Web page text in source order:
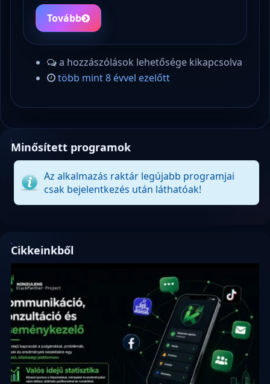
Tovább
a hozzászólások lehetősége kikapcsolva
több mint 8 évvel ezelőtt
Minősített programok
Az alkalmazás raktár legújabb programjai
csak bejelentkezés után láthatóak!
Cikkeinkből